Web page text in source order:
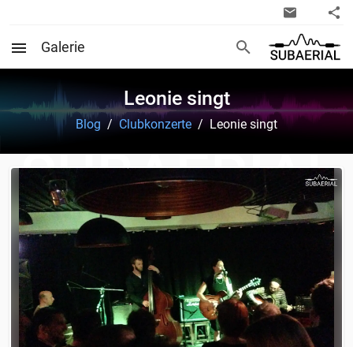
Galerie
Leonie singt
Blog / Clubkonzerte / Leonie singt